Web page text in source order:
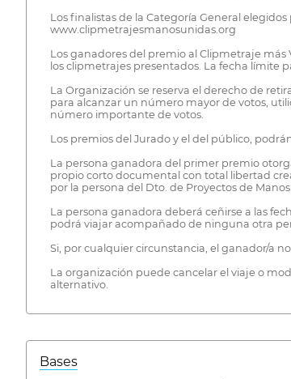
Los finalistas de la Categoría General
www.clipmetrajesmanosunidas.org
Los ganadores del premio al Clipmetraje
los clipmetrajes presentados. La fecha límite
La Organización se reserva el derecho de
para alcanzar un número mayor de votos,
número importante de votos.
Los premios del Jurado y el del público,
La persona ganadora del primer premio
propio corto documental con total libertad
por la persona del Dto. de Proyectos de
La persona ganadora deberá ceñirse a las
podrá viajar acompañado de ninguna otra
Si, por cualquier circunstancia, el ganador/a
La organización puede cancelar el viaje o
alternativo.
Bases